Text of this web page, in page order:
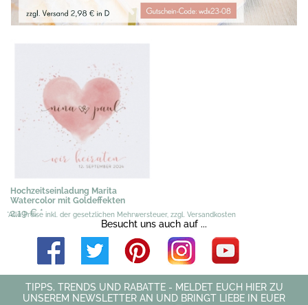
Hochzeitseinladung Marita
Watercolor mit Goldeffekten
2,19 €*
*Alle Preise inkl. der gesetzlichen Mehrwersteuer, zzgl. Versandkosten
Besucht uns auch auf ...
TIPPS, TRENDS UND RABATTE - MELDET EUCH HIER ZU
UNSEREM NEWSLETTER AN UND BRINGT LIEBE IN EUER